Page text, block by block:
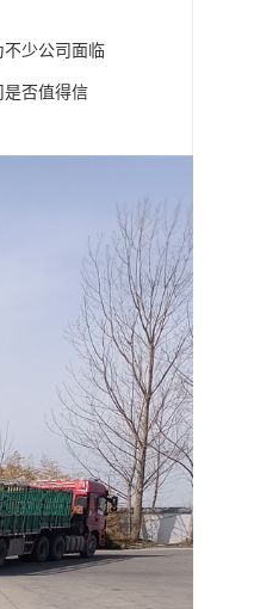
少公司面临
是否值得信